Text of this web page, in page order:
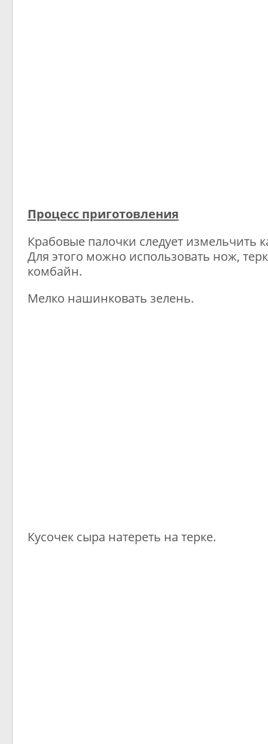
Процесс приготовления
Крабовые палочки следует измельчить
Для этого можно использовать нож,
комбайн.
Мелко нашинковать зелень.
Кусочек сыра натереть на терке.